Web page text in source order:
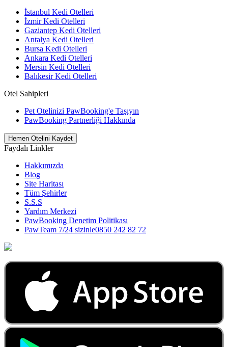
İstanbul Kedi Otelleri
İzmir Kedi Otelleri
Gaziantep Kedi Otelleri
Antalya Kedi Otelleri
Bursa Kedi Otelleri
Ankara Kedi Otelleri
Mersin Kedi Otelleri
Balıkesir Kedi Otelleri
Otel Sahipleri
Pet Otelinizi PawBooking'e Taşıyın
PawBooking Partnerliği Hakkında
Hemen Otelini Kaydet
Faydalı Linkler
Hakkımızda
Blog
Site Haritası
Tüm Şehirler
S.S.S
Yardım Merkezi
PawBooking Denetim Politikası
PawTeam 7/24 sizinle0850 242 82 72